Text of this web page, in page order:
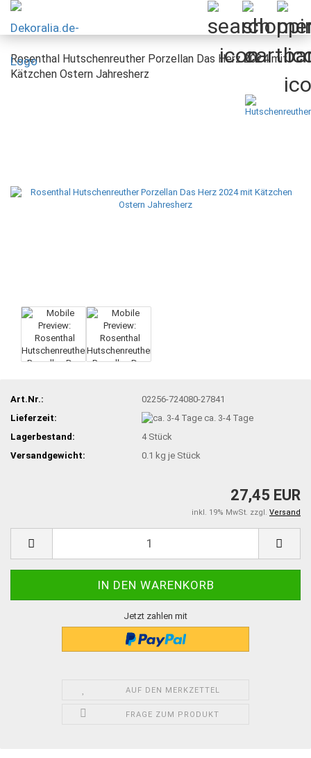
Rosenthal Hutschenreuther Porzellan Das Herz 2024 mit
Kätzchen Ostern Jahresherz
Art.Nr.:
02256-724080-27841
Lieferzeit:
ca. 3-4 Tage
Lagerbestand:
4 Stück
Versandgewicht:
0.1 kg je Stück
27,45 EUR
inkl. 19% MwSt. zzgl. Versand
Jetzt zahlen mit
AUF DEN MERKZETTEL
FRAGE ZUM PRODUKT